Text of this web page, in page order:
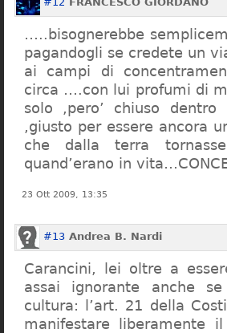
…..bisognerebbe
pagandogli se credete un
ai campi di
circa ….con lui profumi di
solo ,pero’ chiuso
,giusto per essere ancora
che dalla terra
quand’erano in
23 Ott 2009, 13:35
#13 Andrea B. Nardi
Carancini, lei oltre a
assai ignorante anche
cultura: l’art. 21 della
manifestare liberamente